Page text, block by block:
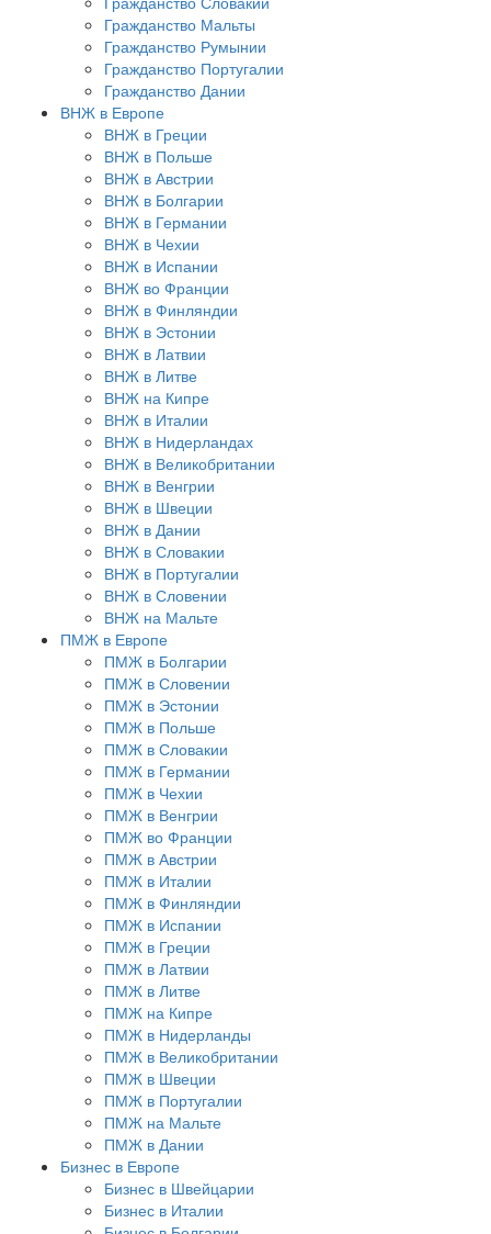
Гражданство Мальты
Гражданство Румынии
Гражданство Португалии
Гражданство Дании
ВНЖ в Европе
ВНЖ в Греции
ВНЖ в Польше
ВНЖ в Австрии
ВНЖ в Болгарии
ВНЖ в Германии
ВНЖ в Чехии
ВНЖ в Испании
ВНЖ во Франции
ВНЖ в Финляндии
ВНЖ в Эстонии
ВНЖ в Латвии
ВНЖ в Литве
ВНЖ на Кипре
ВНЖ в Италии
ВНЖ в Нидерландах
ВНЖ в Великобритании
ВНЖ в Венгрии
ВНЖ в Швеции
ВНЖ в Дании
ВНЖ в Словакии
ВНЖ в Португалии
ВНЖ в Словении
ВНЖ на Мальте
ПМЖ в Европе
ПМЖ в Болгарии
ПМЖ в Словении
ПМЖ в Эстонии
ПМЖ в Польше
ПМЖ в Словакии
ПМЖ в Германии
ПМЖ в Чехии
ПМЖ в Венгрии
ПМЖ во Франции
ПМЖ в Австрии
ПМЖ в Италии
ПМЖ в Финляндии
ПМЖ в Испании
ПМЖ в Греции
ПМЖ в Латвии
ПМЖ в Литве
ПМЖ на Кипре
ПМЖ в Нидерланды
ПМЖ в Великобритании
ПМЖ в Швеции
ПМЖ в Португалии
ПМЖ на Мальте
ПМЖ в Дании
Бизнес в Европе
Бизнес в Швейцарии
Бизнес в Италии